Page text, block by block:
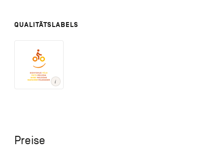
QUALITÄTSLABELS
Preise